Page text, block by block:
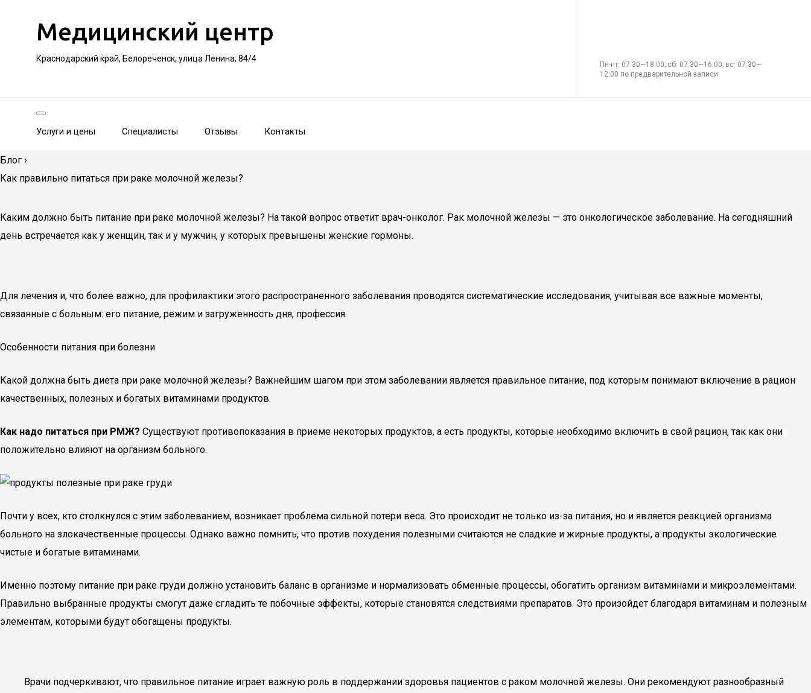
Медицинский центр
Краснодарский край, Белореченск, улица Ленина, 84/4
Пн-пт: 07:30—18:00; сб: 07:30—16:00; вс: 07:30—
12:00 по предварительной записи
Услуги и цены Специалисты Отзывы Контакты
Блог ›
Как правильно питаться при раке молочной железы?
Каким должно быть питание при раке молочной железы? На такой вопрос ответит врач-онколог. Рак молочной железы — это онкологическое заболевание. На сегодняшний
день встречается как у женщин, так и у мужчин, у которых превышены женские гормоны.
Для лечения и, что более важно, для профилактики этого распространенного заболевания проводятся систематические исследования, учитывая все важные моменты,
связанные с больным: его питание, режим и загруженность дня, профессия.
Особенности питания при болезни
Какой должна быть диета при раке молочной железы? Важнейшим шагом при этом заболевании является правильное питание, под которым понимают включение в рацион
качественных, полезных и богатых витаминами продуктов.
Как надо питаться при РМЖ? Существуют противопоказания в приеме некоторых продуктов, а есть продукты, которые необходимо включить в свой рацион, так как они
положительно влияют на организм больного.
Почти у всех, кто столкнулся с этим заболеванием, возникает проблема сильной потери веса. Это происходит не только из-за питания, но и является реакцией организма
больного на злокачественные процессы. Однако важно помнить, что против похудения полезными считаются не сладкие и жирные продукты, а продукты экологические
чистые и богатые витаминами.
Именно поэтому питание при раке груди должно установить баланс в организме и нормализовать обменные процессы, обогатить организм витаминами и микроэлементами.
Правильно выбранные продукты смогут даже сгладить те побочные эффекты, которые становятся следствиями препаратов. Это произойдет благодаря витаминам и полезным
элементам, которыми будут обогащены продукты.
Врачи подчеркивают, что правильное питание играет важную роль в поддержании здоровья пациентов с раком молочной железы. Они рекомендуют разнообразный